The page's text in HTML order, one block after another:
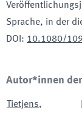
Sprache, in der
DOI : 10.1080/
Autor*innen
Tietjens,